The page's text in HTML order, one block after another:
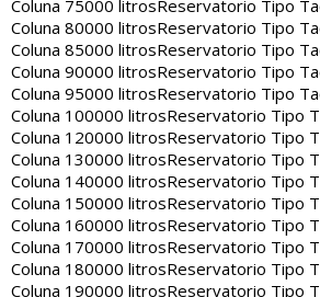
Coluna 75000 litrosReservatorio Tipo
Coluna 80000 litrosReservatorio Tipo
Coluna 85000 litrosReservatorio Tipo
Coluna 90000 litrosReservatorio Tipo
Coluna 95000 litrosReservatorio Tipo
Coluna 100000 litrosReservatorio Tipo
Coluna 120000 litrosReservatorio Tipo
Coluna 130000 litrosReservatorio Tipo
Coluna 140000 litrosReservatorio Tipo
Coluna 150000 litrosReservatorio Tipo
Coluna 160000 litrosReservatorio Tipo
Coluna 170000 litrosReservatorio Tipo
Coluna 180000 litrosReservatorio Tipo
Coluna 190000 litrosReservatorio Tipo